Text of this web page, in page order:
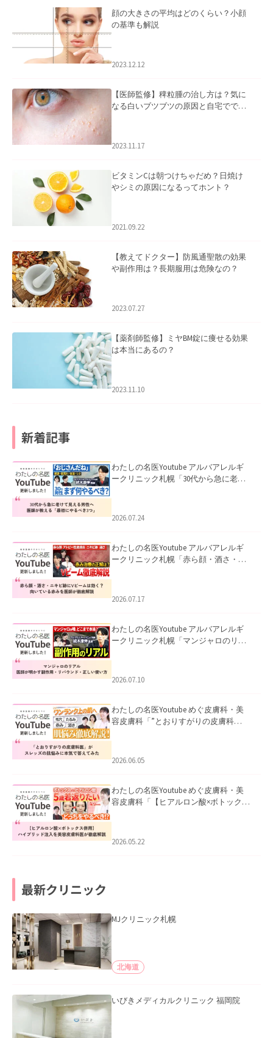
顔の大きさの平均はどのくらい？小顔
の基準も解説
2023.12.12
【医師監修】稗粒腫の治し方は？気に
なる白いブツブツの原因と自宅ででき
2023.11.17
ビタミンCは朝つけちゃだめ？日焼け
やシミの原因になるってホント？
2021.09.22
【教えてドクター】防風通聖散の効果
や副作用は？長期服用は危険なの？
2023.07.27
【薬剤師監修】ミヤBM錠に痩せる効果
は本当にあるの？
2023.11.10
新着記事
わたしの名医Youtube アルバアレルギ
ークリニック札幌「30代から急に老け
た。
2026.07.24
わたしの名医Youtube アルバアレルギ
ークリニック札幌「赤ら顔・酒さ・ニ
した。
2026.07.17
わたしの名医Youtube アルバアレルギ
ークリニック札幌「マンジャロのリア
た。
2026.07.10
わたしの名医Youtube めぐ皮膚科・美
容皮膚科「”とおりすがりの皮膚科
2026.06.05
わたしの名医Youtube めぐ皮膚科・美
容皮膚科「【ヒアルロン酸×ボトックス
2026.05.22
最新クリニック
MJクリニック札幌
北海道
いびきメディカルクリニック 福岡院